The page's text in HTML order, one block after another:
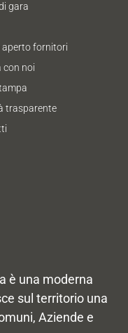
è una moderna
sul territorio una
Aziende e
gara
aperto fornitori
con noi
trasparente